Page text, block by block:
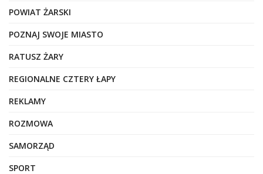
POWIAT ŻARSKI
POZNAJ SWOJE MIASTO
RATUSZ ŻARY
REGIONALNE CZTERY ŁAPY
REKLAMY
ROZMOWA
SAMORZĄD
SPORT